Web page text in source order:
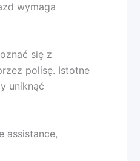
wymaga
się z
polisę. Istotne
uniknąć
assistance,